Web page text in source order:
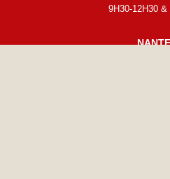
9H30-12H30 &